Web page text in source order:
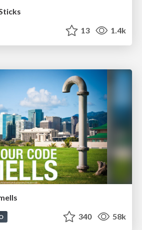
13 1.4k
340 58k